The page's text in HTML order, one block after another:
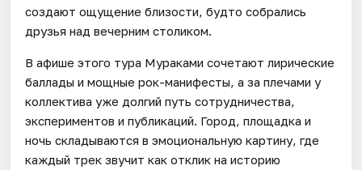
создают ощущение близости, будто собрались
друзья над вечерним столиком.
В афише этого тура Мураками сочетают лирические
баллады и мощные рок-манифесты, а за плечами у
коллектива уже долгий путь сотрудничества,
экспериментов и публикаций. Город, площадка и
ночь складываются в эмоциональную картину, где
каждый трек звучит как отклик на историю